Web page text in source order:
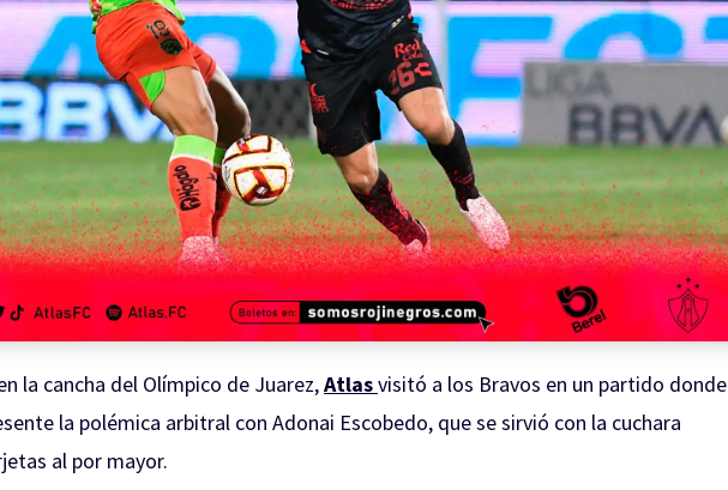
la cancha del Olímpico de Juarez,Atlasvisitó a los Bravos en un partido donde
la polémica arbitral con Adonai Escobedo, que se sirvió con la cuchara
al por mayor.